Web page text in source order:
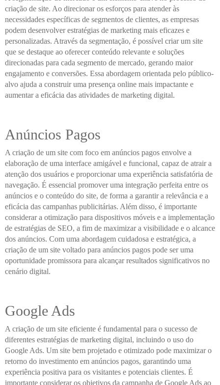
criação de site. Ao direcionar os esforços para atender às
necessidades específicas de segmentos de clientes, as empresas
podem desenvolver estratégias de marketing mais eficazes e
personalizadas. Através da segmentação, é possível criar um site
que se destaque ao oferecer conteúdo relevante e soluções
direcionadas para cada segmento de mercado, gerando maior
engajamento e conversões. Essa abordagem orientada pelo público-
alvo ajuda a construir uma presença online mais impactante e
aumentar a eficácia das atividades de marketing digital.
Anúncios Pagos
A criação de um site com foco em anúncios pagos envolve a
elaboração de uma interface amigável e funcional, capaz de atrair a
atenção dos usuários e proporcionar uma experiência satisfatória de
navegação. É essencial promover uma integração perfeita entre os
anúncios e o conteúdo do site, de forma a garantir a relevância e a
eficácia das campanhas publicitárias. Além disso, é importante
considerar a otimização para dispositivos móveis e a implementação
de estratégias de SEO, a fim de maximizar a visibilidade e o alcance
dos anúncios. Com uma abordagem cuidadosa e estratégica, a
criação de um site voltado para anúncios pagos pode ser uma
oportunidade promissora para alcançar resultados significativos no
cenário digital.
Google Ads
A criação de um site eficiente é fundamental para o sucesso de
diferentes estratégias de marketing digital, incluindo o uso do
Google Ads. Um site bem projetado e otimizado pode maximizar o
retorno do investimento em anúncios pagos, garantindo uma
experiência positiva para os visitantes e potenciais clientes. É
importante considerar os objetivos da campanha de Google Ads ao